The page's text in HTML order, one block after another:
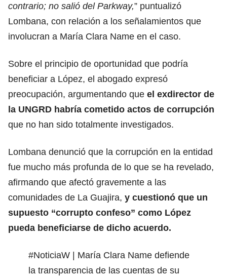
contrario; no salió del Parkway,” puntualizó
Lombana, con relación a los señalamientos que
involucran a María Clara Name en el caso.
Sobre el principio de oportunidad que podría
beneficiar a López, el abogado expresó
preocupación, argumentando que el exdirector de
la UNGRD habría cometido actos de corrupción
que no han sido totalmente investigados.
Lombana denunció que la corrupción en la entidad
fue mucho más profunda de lo que se ha revelado,
afirmando que afectó gravemente a las
comunidades de La Guajira, y cuestionó que un
supuesto “corrupto confeso” como López
pueda beneficiarse de dicho acuerdo.
#NoticiaW | María Clara Name defiende
la transparencia de las cuentas de su